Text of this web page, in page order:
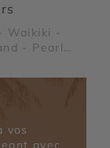
-
- Pearl
vos
avec